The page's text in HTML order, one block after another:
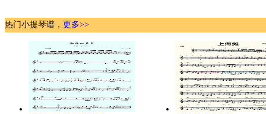
热门小提琴谱， 更多>>